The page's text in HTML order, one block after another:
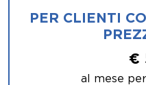
PER CLIENTI
€
al mese